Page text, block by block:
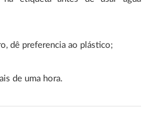
dê preferencia ao plástico;
de uma hora.